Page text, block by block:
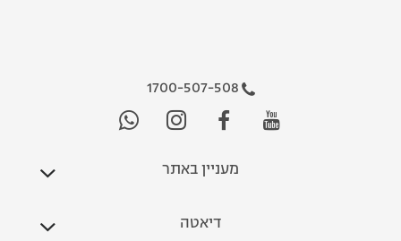
1700-507-508
מעניין באתר
דיאטה